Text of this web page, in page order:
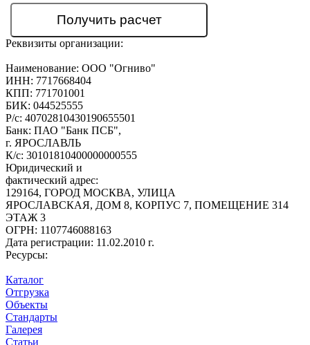
Реквизиты организации:
Наименование: ООО "Огниво"
ИНН: 7717668404
КПП: 771701001
БИК: 044525555
Р/с: 40702810430190655501
Банк: ПАО "Банк ПСБ",
г. ЯРОСЛАВЛЬ
К/с: 30101810400000000555
Юридический и
фактический адрес:
129164, ГОРОД МОСКВА, УЛИЦА
ЯРОСЛАВСКАЯ, ДОМ 8, КОРПУС 7, ПОМЕЩЕНИЕ 314
ЭТАЖ 3
ОГРН: 1107746088163
Дата регистрации: 11.02.2010 г.
Ресурсы:
Каталог
Отгрузка
Объекты
Стандарты
Галерея
Статьи